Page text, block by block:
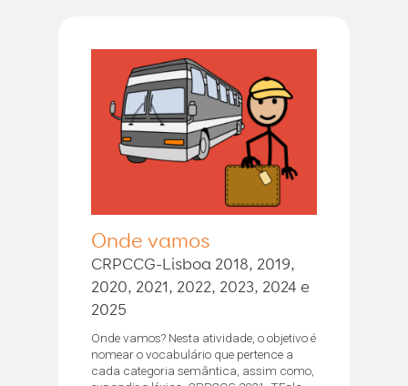
Onde vamos
CRPCCG-Lisboa 2018, 2019,
2020, 2021, 2022, 2023, 2024 e
2025
Onde vamos? Nesta atividade, o objetivo é
nomear o vocabulário que pertence a
cada categoria semântica, assim como,